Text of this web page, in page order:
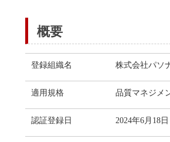
概要
登録組織名 株式会社パソ
適用規格 品質マネジメ
認証登録日 2024年6月18日